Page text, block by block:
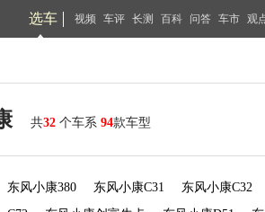
选车 视频 车评 长测 百科 问答 车市 观
共32 个车系 94款车型
东风小康380 东风小康C31
东风小康C32